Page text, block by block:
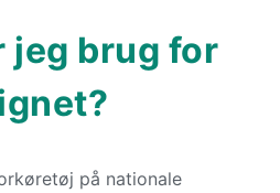
jeg brug for
på nationale